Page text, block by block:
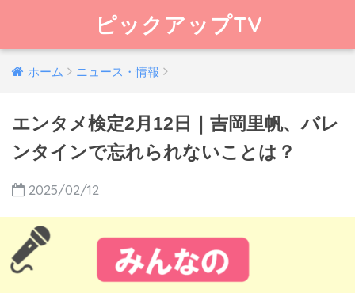
ピックアップTV
ホーム ニュース・情報
エンタメ検定2月12日｜吉岡里帆、バレ
ンタインで忘れられないことは？
2025/02/12